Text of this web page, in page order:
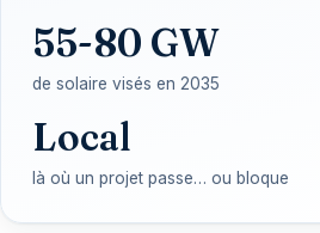
55-80 GW
de solaire visés en 2035
Local
là où un projet passe… ou bloque